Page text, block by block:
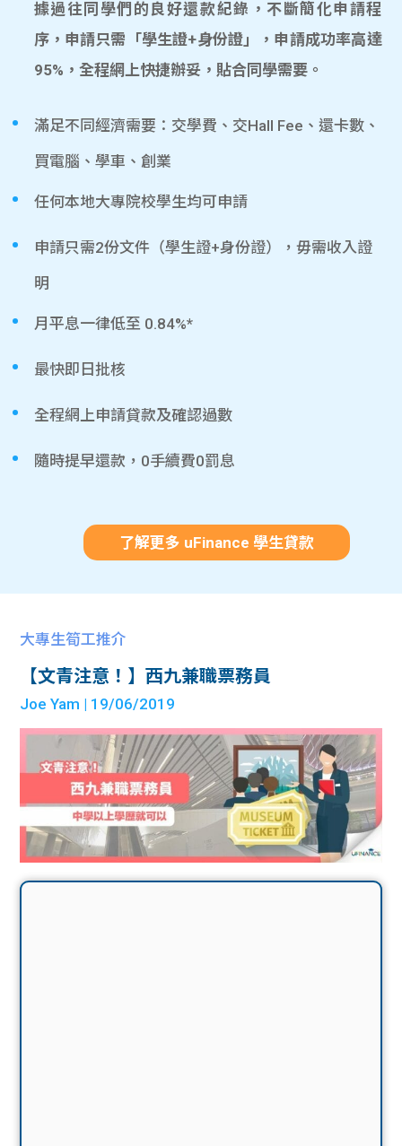
據過往同學們的良好還款紀錄，不斷簡化申請程
序，申請只需「學生證+身份證」，申請成功率高達
95%，全程網上快捷辦妥，貼合同學需要。
滿足不同經濟需要：交學費、交Hall Fee、還卡數、
買電腦、學車、創業
任何本地大專院校學生均可申請
申請只需2份文件（學生證+身份證），毋需收入證
明
月平息一律低至 0.84%*
最快即日批核
全程網上申請貸款及確認過數
隨時提早還款，0手續費0罰息
了解更多 uFinance 學生貸款
大專生筍工推介
【文青注意！】西九兼職票務員
Joe Yam | 19/06/2019